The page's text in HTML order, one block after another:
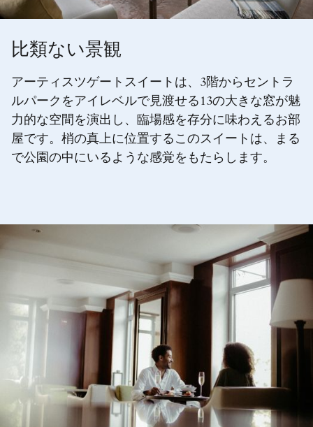
比類ない景観
アーティスツゲートスイートは、3階からセントラ
ルパークをアイレベルで見渡せる13の大きな窓が魅
力的な空間を演出し、臨場感を存分に味わえるお部
屋です。梢の真上に位置するこのスイートは、まる
で公園の中にいるような感覚をもたらします。